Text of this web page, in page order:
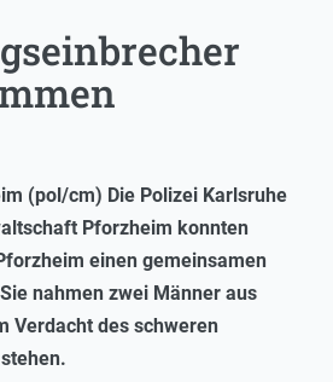
(pol/cm) Die Polizei Karlsruhe
Pforzheim konnten
einen gemeinsamen
nahmen zwei Männer aus
Verdacht des schweren